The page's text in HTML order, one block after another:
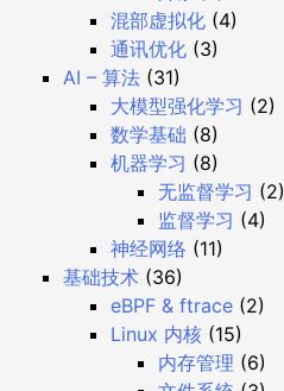
混部虚拟化 (4)
通讯优化 (3)
AI – 算法 (31)
大模型强化学习 (2)
数学基础 (8)
机器学习 (8)
无监督学习 (2)
监督学习 (4)
神经网络 (11)
基础技术 (36)
eBPF & ftrace (2)
Linux 内核 (15)
内存管理 (6)